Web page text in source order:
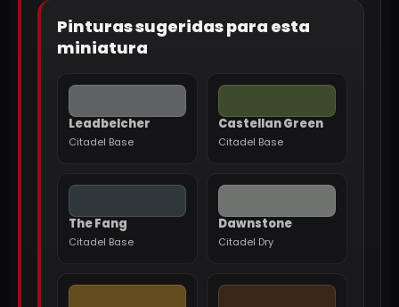
Pinturas sugeridas para esta
miniatura
Leadbelcher
Citadel Base
Castellan Green
Citadel Base
The Fang
Citadel Base
Dawnstone
Citadel Dry